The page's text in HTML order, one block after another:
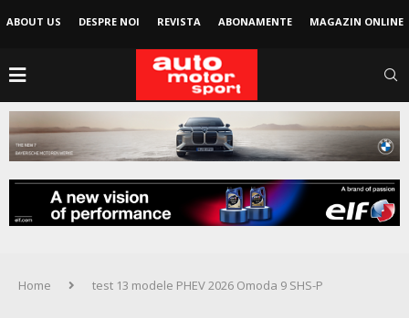
ABOUT US DESPRE NOI REVISTA ABONAMENTE MAGAZIN ONLINE
Home test 13 modele PHEV 2026 Omoda 9 SHS-P